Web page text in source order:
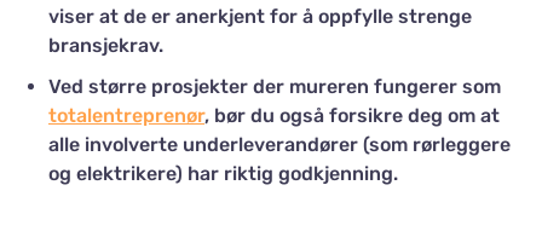
viser at de er anerkjent for å oppfylle strenge
bransjekrav.
Ved større prosjekter der mureren fungerer som
totalentreprenør, bør du også forsikre deg om at
alle involverte underleverandører (som rørleggere
og elektrikere) har riktig godkjenning.